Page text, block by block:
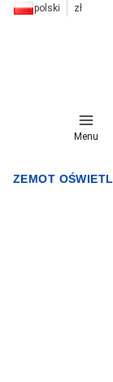
polski zł
Menu
ZEMOT